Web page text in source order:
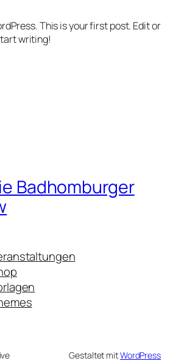
This is your first post. Edit or
writing!
Badhomburger
Gestaltet mitWordPress